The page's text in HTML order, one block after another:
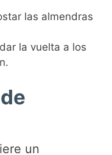
las almendras
la vuelta a los
un